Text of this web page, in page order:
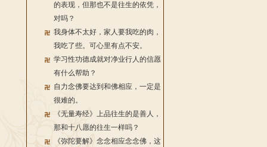
的表现，但那也不是往生的依凭，
对吗？
我身体不太好，家人要我吃的肉，
我吃了些。可心里有点不安。
学习性功德成就对净业行人的信愿
有什么帮助？
自力念佛要达到和佛相应，一定是
很难的。
《无量寿经》上品往生的是善人，
那和十八愿的往生一样吗？
《弥陀要解》念念相应念念佛，这